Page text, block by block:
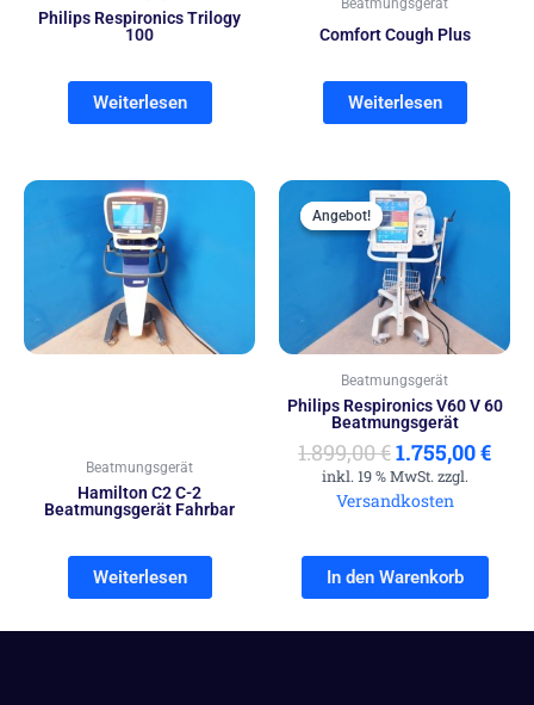
Philips Respironics Trilogy
100
Weiterlesen
Beatmungsgerät
Comfort Cough Plus
Weiterlesen
Beatmungsgerät
Hamilton C2 C-2
Beatmungsgerät Fahrbar
Weiterlesen
Angebot!
Angebot!
Beatmungsgerät
Philips Respironics V60 V 60
Beatmungsgerät
1.899,00€
Preis
war:
1.899,00 €
1.755,00€
inkl. 19 % MwSt. zzgl.
Versandkosten
In den Warenkorb